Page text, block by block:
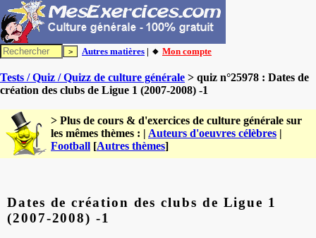
Autres matières | 🔸 Mon compte
Tests / Quiz / Quizz de culture générale > quiz n°25978 : Dates de
création des clubs de Ligue 1 (2007-2008) -1
> Plus de cours & d'exercices de culture générale sur
les mêmes thèmes : | Auteurs d'oeuvres célèbres |
Football [Autres thèmes]
Dates de création des clubs de Ligue 1
(2007-2008) -1